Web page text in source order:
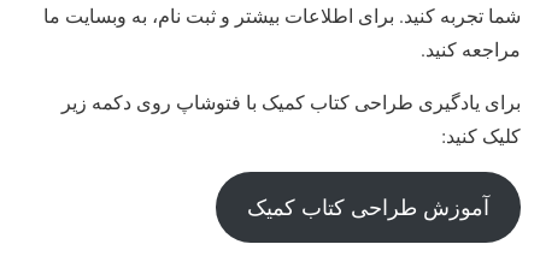
شما تجربه کنید. برای اطلاعات بیشتر و ثبت نام، به وبسایت ما
مراجعه کنید.
برای یادگیری طراحی کتاب کمیک با فتوشاپ روی دکمه زیر
کلیک کنید:
آموزش طراحی کتاب کمیک